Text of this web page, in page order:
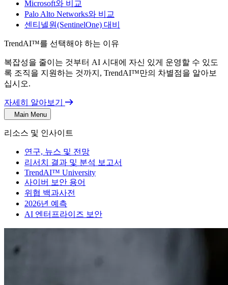
Microsoft와 비교
Palo Alto Networks와 비교
센티넬원(SentinelOne) 대비
TrendAI™를 선택해야 하는 이유
복잡성을 줄이는 것부터 AI 시대에 자신 있게 운영할 수 있도
록 조직을 지원하는 것까지, TrendAI™만의 차별점을 알아보
십시오.
자세히 알아보기
Main Menu
리소스 및 인사이트
연구, 뉴스 및 전망
리서치 결과 및 분석 보고서
TrendAI™ University
사이버 보안 용어
위협 백과사전
2026년 예측
AI 엔터프라이즈 보안